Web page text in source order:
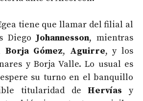
tiene que llamar del filial al
Diego Johannesson, mientras
Borja Gómez, Aguirre, y los
y Borja Valle. Lo usual es
su turno en el banquillo
titularidad de Hervías y